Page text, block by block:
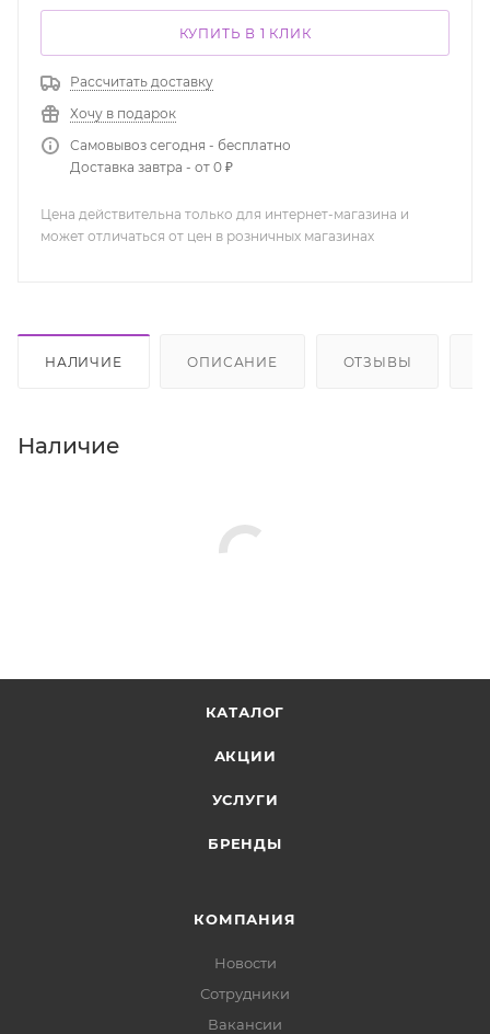
КУПИТЬ В 1 КЛИК
Рассчитать доставку
Хочу в подарок
Самовывоз сегодня - бесплатно
Доставка завтра - от 0 ₽
Цена действительна только для интернет-магазина и
может отличаться от цен в розничных магазинах
НАЛИЧИЕ ОПИСАНИЕ ОТЗЫВЫ
Наличие
КАТАЛОГ
АКЦИИ
УСЛУГИ
БРЕНДЫ
КОМПАНИЯ
Новости
Сотрудники
Вакансии